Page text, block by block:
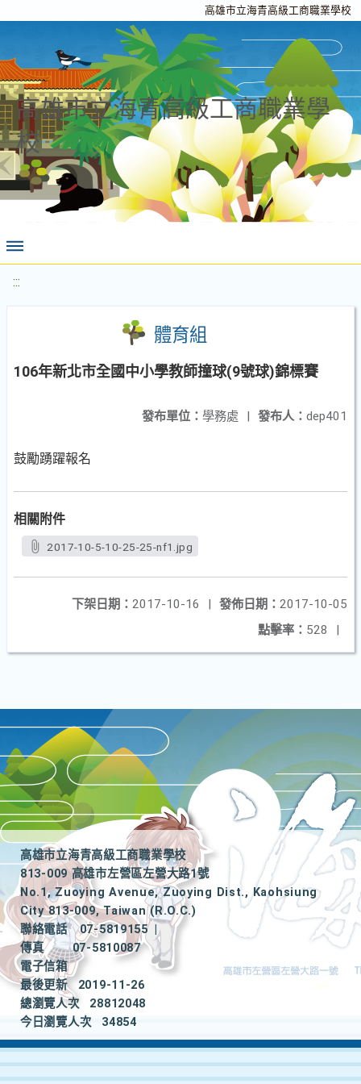
高雄市立海青高級工商職業學校
高雄市立海青高級工商職業學
校
:::
體育組
106年新北市全國中小學教師撞球(9號球)錦標賽
發布人： dep401
發布單位： 學務處 |
鼓勵踴躍報名
相關附件
2017-10-5-10-25-25-nf1.jpg
發佈日期： 2017-10-05
下架日期： 2017-10-16
|
點擊率： 528 |
高雄市立海青高級工商職業學校
813-009 高雄市左營區左營大路1號
No.1, Zuoying Avenue, Zuoying Dist., Kaohsiung
City 813-009, Taiwan (R.O.C.)
聯絡電話
07-5819155
|
傳真
07-5810087
電子信箱
最後更新
2019-11-26
總瀏覽人次
28812048
今日瀏覽人次
34854